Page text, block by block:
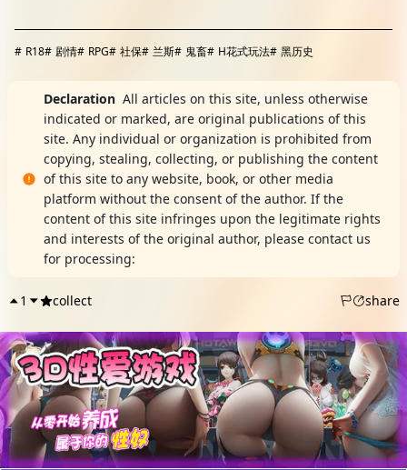
# R18# 剧情# RPG# 社保# 兰斯# 鬼畜# H花式玩法# 黑历史
Declaration All articles on this site, unless otherwise
indicated or marked, are original publications of this
site. Any individual or organization is prohibited from
copying, stealing, collecting, or publishing the content
of this site to any website, book, or other media
platform without the consent of the author. If the
content of this site infringes upon the legitimate rights
and interests of the original author, please contact us
for processing:
1 collect share